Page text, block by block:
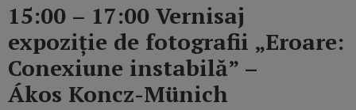
15:00 – 17:00 Vernisaj
expoziție de fotografii „Eroare:
Conexiune instabilă” –
Ákos Koncz-Münich